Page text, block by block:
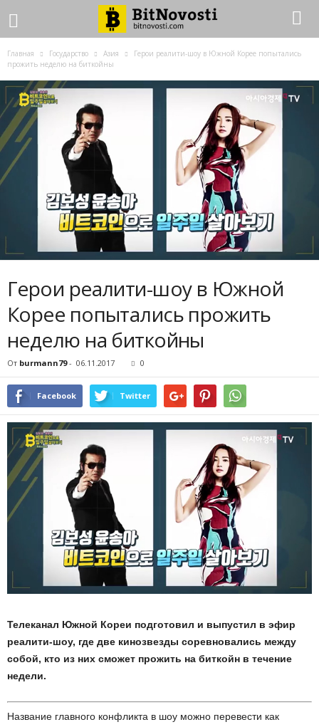
Главная Государство Азия
Герои реалити-шоу в Южной Корее попытались
прожить неделю на биткойны
Герои реалити-шоу в Южной
Корее попытались прожить
неделю на биткойны
От burmann79- 06.11.2017 0
Facebook Twitter
Телеканал Южной Кореи подготовил и выпустил в эфир
реалити-шоу, где две кинозвезды соревновались между
собой, кто из них сможет прожить на биткойн в течение
недели.
Название главного конфликта в шоу можно перевести как